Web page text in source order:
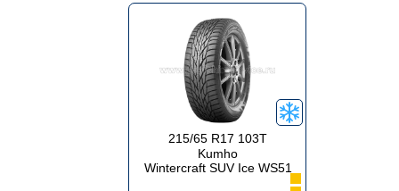
215/65 R17 103T
Kumho
Wintercraft SUV Ice WS51